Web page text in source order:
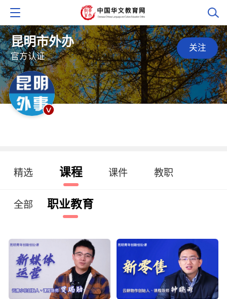
昆明市外办
官方认证
关注
精选 课程 课件 教职
全部 职业教育